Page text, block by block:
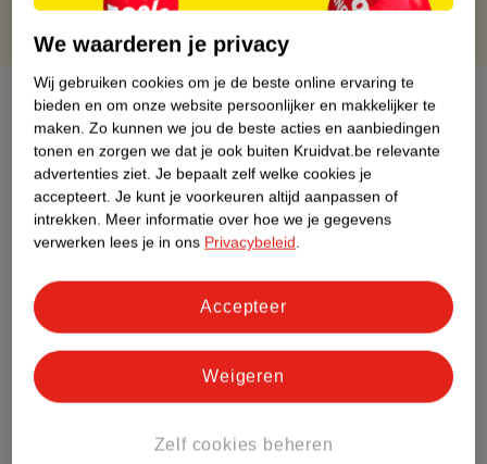
Over dit product
Productinformatie
Etiketinformatie
Nature Impact Score
Dit product heeft (nog) geen Nature
Impact Score.
Meer informatie
Bestel & Bezorginformatie
We waarderen je privacy
Wij gebruiken cookies om je de beste online ervaring te
bieden en om onze website persoonlijker en makkelijker te
maken. Zo kunnen we jou de beste acties en aanbiedingen
tonen en zorgen we dat je ook buiten Kruidvat.be relevante
advertenties ziet. Je bepaalt zelf welke cookies je
accepteert. Je kunt je voorkeuren altijd aanpassen of
intrekken. Meer informatie over hoe we je gegevens
verwerken lees je in ons Privacybeleid.
Zelf cookies beheren
Weigeren
Accepteer